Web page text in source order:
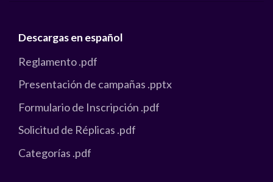
Descargas en español
Reglamento.pdf
Presentación de campañas .pptx
Formulario de Inscripción .pdf
Solicitud de Réplicas .pdf
Categorías .pdf